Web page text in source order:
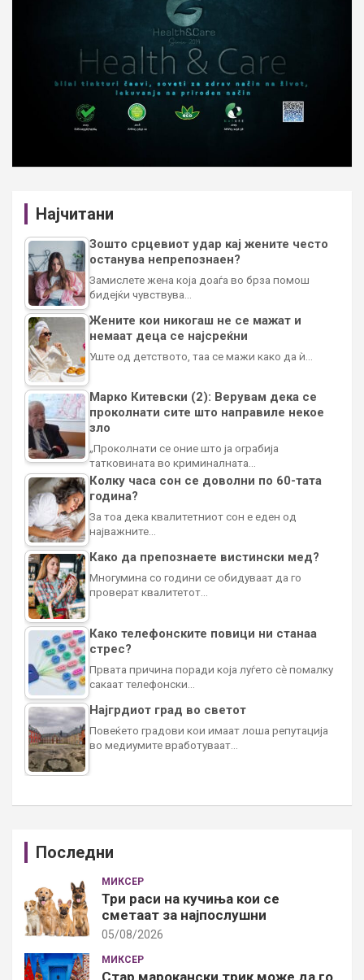
Најчитани
Зошто срцевиот удар кај жените често
останува непрепознаен?
Замислете жена која доаѓа во брза помош
бидејќи чувствува…
Жените кои никогаш не се мажат и
немаат деца се најсреќни
Уште од детството, таа се мажи како да ѝ…
Марко Китевски (2): Верувам дека се
проколнати сите што направиле некое
зло
„Проколнати се оние што ја ограбија
татковината во криминалната…
Колку часа сон се доволни по 60-тата
година?
За тоа дека квалитетниот сон е еден од
најважните…
Како да препознаете вистински мед?
Многумина со години се обидуваат да го
проверат квалитетот…
Како телефонските повици ни станаа
стрес?
Првата причина поради која луѓето сè помалку
сакаат телефонски…
Најгрдиот град во светот
Повеќето градови кои имаат лоша репутација
во медиумите вработуваат…
Последни
МИКСЕР
Три раси на кучиња кои се
сметаат за најпослушни
05/08/2026
МИКСЕР
Стар марокански трик може да го